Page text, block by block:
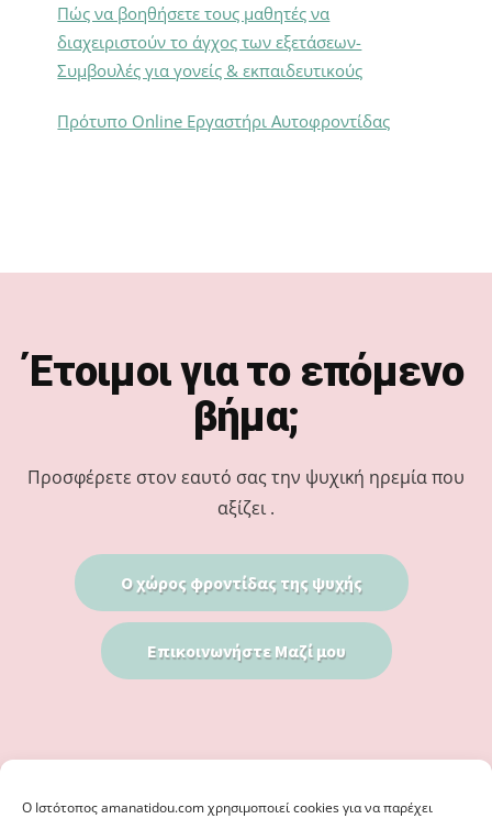
Ο Iστότοπος amanatidou.com χρησιμοποιεί cookies για να παρέχει
Πώς να βοηθήσετε τους μαθητές να
διαχειριστούν το άγχος των εξετάσεων-
Συμβουλές για γονείς & εκπαιδευτικούς
Πρότυπο Online Εργαστήρι Αυτοφροντίδας
Έτοιμοι για το επόμενο
βήμα;
Προσφέρετε στον εαυτό σας την ψυχική ηρεμία που
αξίζει .
Ο χώρος φροντίδας της ψυχής
Επικοινωνήστε Μαζί μου